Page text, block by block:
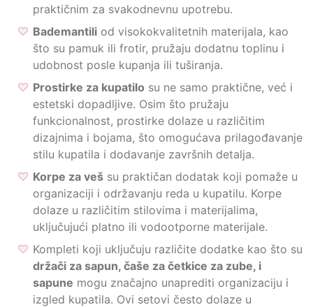
praktičnim za svakodnevnu upotrebu.
Bademantili od visokokvalitetnih materijala, kao
što su pamuk ili frotir, pružaju dodatnu toplinu i
udobnost posle kupanja ili tuširanja.
Prostirke za kupatilo su ne samo praktične, već i
estetski dopadljive. Osim što pružaju
funkcionalnost, prostirke dolaze u različitim
dizajnima i bojama, što omogućava prilagođavanje
stilu kupatila i dodavanje završnih detalja.
Korpe za veš su praktičan dodatak koji pomaže u
organizaciji i održavanju reda u kupatilu. Korpe
dolaze u različitim stilovima i materijalima,
uključujući platno ili vodootporne materijale.
Kompleti koji uključuju različite dodatke kao što su
držači za sapun, čaše za četkice za zube, i
sapune mogu značajno unaprediti organizaciju i
izgled kupatila. Ovi setovi često dolaze u